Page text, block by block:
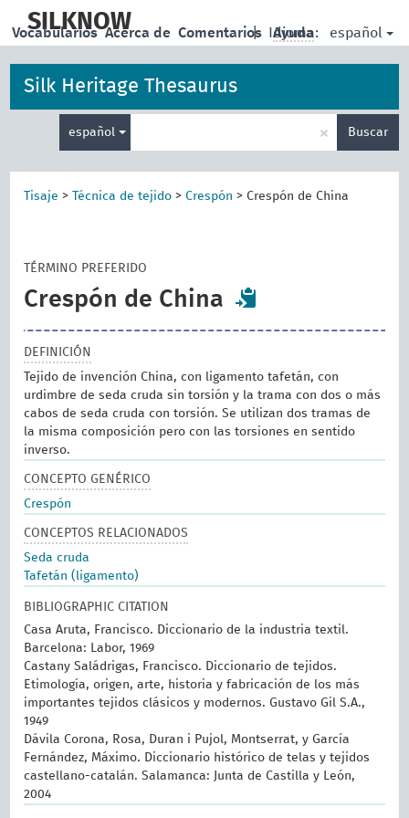
main
SILKNOW | Idioma: español
Vocabularios Acerca de Comentarios Ayuda
Silk Heritage Thesaurus
español × Buscar
Tisaje > Técnica de tejido >Crespón > Crespón de China
TÉRMINO PREFERIDO
Crespón de China
DEFINICIÓN
Tejido de invención China, con ligamento tafetán, con
urdimbre de seda cruda sin torsión y la trama con dos o más
cabos de seda cruda con torsión. Se utilizan dos tramas de
la misma composición pero con las torsiones en sentido
inverso.
CONCEPTO GENÉRICO
Crespón
CONCEPTOS RELACIONADOS
Seda cruda
Tafetán (ligamento)
BIBLIOGRAPHIC CITATION
Casa Aruta, Francisco. Diccionario de la industria textil.
Barcelona: Labor, 1969
Castany Saládrigas, Francisco. Diccionario de tejidos.
Etimología, origen, arte, historia y fabricación de los más
importantes tejidos clásicos y modernos. Gustavo Gil S.A.,
1949
Dávila Corona, Rosa, Duran i Pujol, Montserrat, y García
Fernández, Máximo. Diccionario histórico de telas y tejidos
castellano-catalán. Salamanca: Junta de Castilla y León,
2004